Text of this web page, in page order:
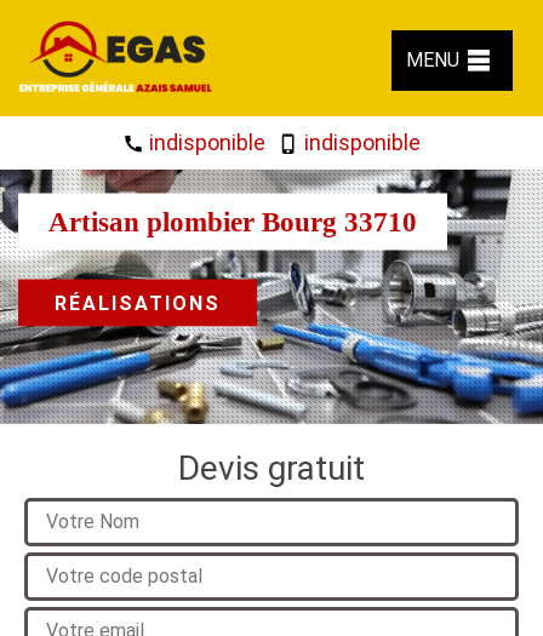
MENU
indisponible indisponible
Artisan plombier Bourg 33710
RÉALISATIONS
Devis gratuit